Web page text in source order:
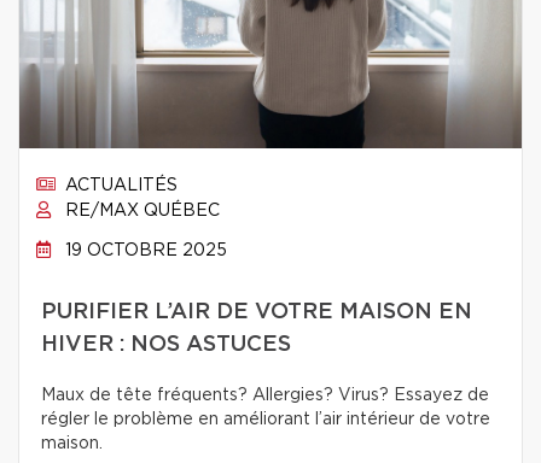
ACTUALITÉS
RE/MAX QUÉBEC
19 OCTOBRE 2025
PURIFIER L’AIR DE VOTRE MAISON EN
HIVER : NOS ASTUCES
Maux de tête fréquents? Allergies? Virus? Essayez de
régler le problème en améliorant l’air intérieur de votre
maison.